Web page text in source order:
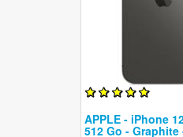
APPLE - iPhone
512 Go -